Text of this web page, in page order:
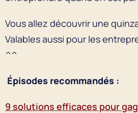
Vous allez découvrir une
Valables aussi pour les
^^
Épisodes recommandés :
9 solutions efficaces pour